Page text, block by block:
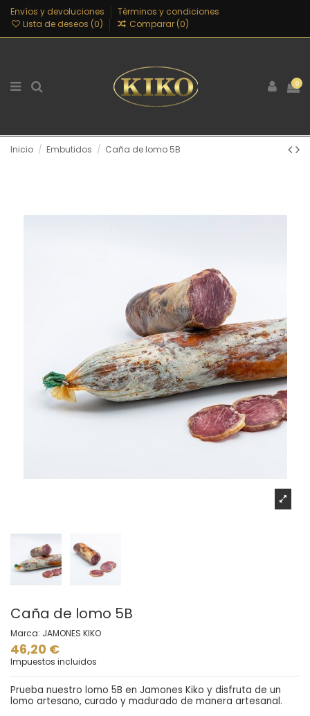
Envíos y devoluciones
Términos y condiciones
Lista de deseos (0) Comparar (0)
0
Inicio Embutidos Caña de lomo 5B
Caña de lomo 5B
Marca: JAMONES KIKO
46,20 €
Impuestos incluidos
Prueba nuestro lomo 5B en Jamones Kiko y disfruta de un
lomo artesano, curado y madurado de manera artesanal.